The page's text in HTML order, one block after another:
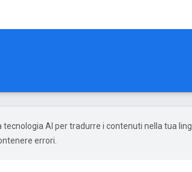
tecnologia AI per tradurre i contenuti nella tua
errori.